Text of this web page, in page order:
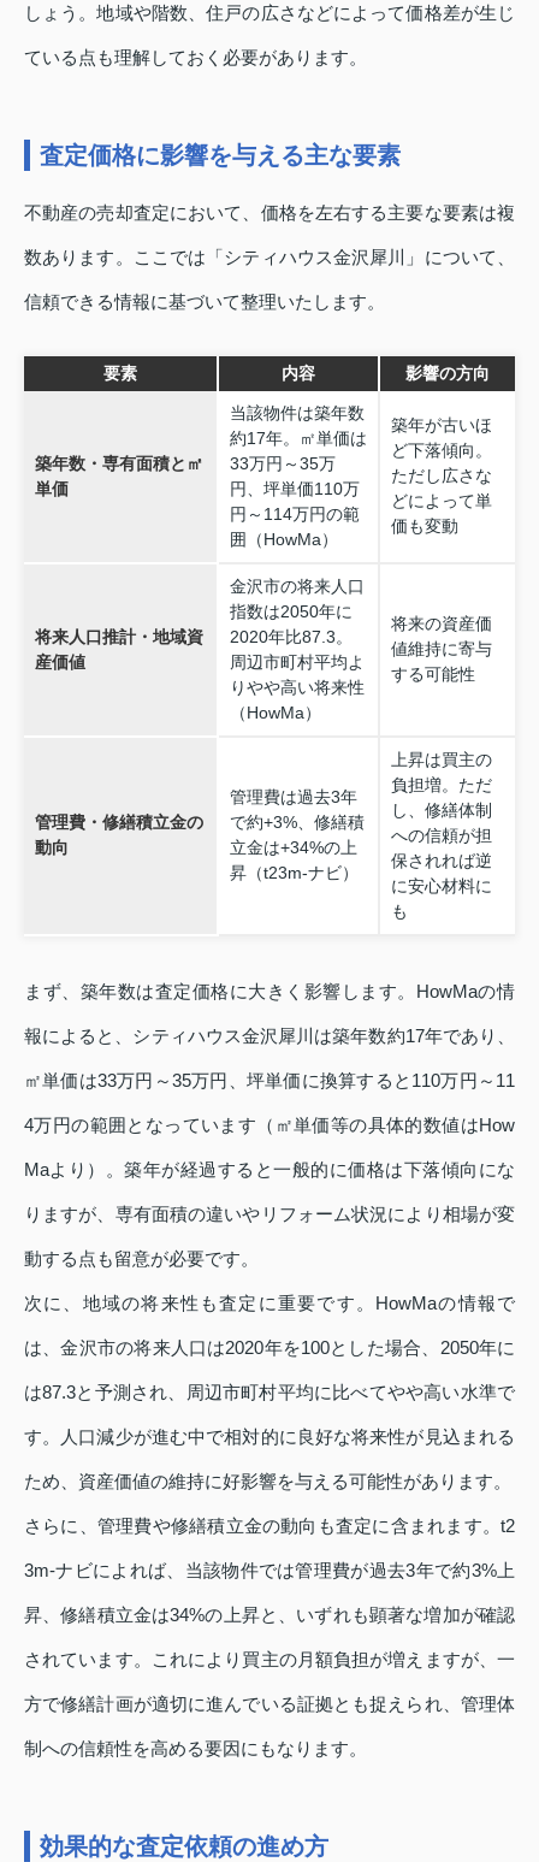
しょう。地域や階数、住戸の広さなどによって価格差が生じ
ている点も理解しておく必要があります。
査定価格に影響を与える主な要素
不動産の売却査定において、価格を左右する主要な要素は複
数あります。ここでは「シティハウス金沢犀川」について、
信頼できる情報に基づいて整理いたします。
要素 内容 影響の方向
築年数・専有面積と㎡
単価
当該物件は築年数
約17年。㎡単価は
33万円～35万
円、坪単価110万
円～114万円の範
囲（HowMa）
築年が古いほ
ど下落傾向。
ただし広さな
どによって単
価も変動
将来人口推計・地域資
産価値
金沢市の将来人口
指数は2050年に
2020年比87.3。
周辺市町村平均よ
りやや高い将来性
（HowMa）
将来の資産価
値維持に寄与
する可能性
管理費・修繕積立金の
動向
管理費は過去3年
で約+3%、修繕積
立金は+34%の上
昇（t23m‑ナビ）
上昇は買主の
負担増。ただ
し、修繕体制
への信頼が担
保されれば逆
に安心材料に
も
まず、築年数は査定価格に大きく影響します。HowMaの情
報によると、シティハウス金沢犀川は築年数約17年であり、
㎡単価は33万円～35万円、坪単価に換算すると110万円～11
4万円の範囲となっています（㎡単価等の具体的数値はHow
Maより）。築年が経過すると一般的に価格は下落傾向にな
りますが、専有面積の違いやリフォーム状況により相場が変
動する点も留意が必要です。
次に、地域の将来性も査定に重要です。HowMaの情報で
は、金沢市の将来人口は2020年を100とした場合、2050年に
は87.3と予測され、周辺市町村平均に比べてやや高い水準で
す。人口減少が進む中で相対的に良好な将来性が見込まれる
ため、資産価値の維持に好影響を与える可能性があります。
さらに、管理費や修繕積立金の動向も査定に含まれます。t2
3m‑ナビによれば、当該物件では管理費が過去3年で約3%上
昇、修繕積立金は34%の上昇と、いずれも顕著な増加が確認
されています。これにより買主の月額負担が増えますが、一
方で修繕計画が適切に進んでいる証拠とも捉えられ、管理体
制への信頼性を高める要因にもなります。
効果的な査定依頼の進め方